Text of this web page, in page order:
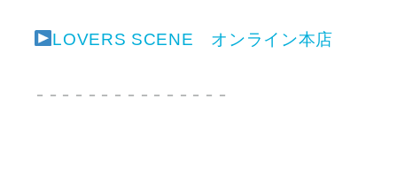
LOVERS SCENE オンライン本店
－－－－－－－－－－－－－－－